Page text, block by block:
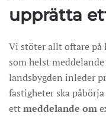
upprätta
Vi stöter allt oftare på
som helst
landsbygden inleder
fastigheter ska
ettmeddelande om